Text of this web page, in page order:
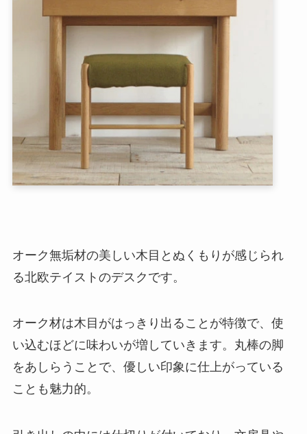
オーク無垢材の美しい木目とぬくもりが感じられ
る北欧テイストのデスクです。
オーク材は木目がはっきり出ることが特徴で、使
い込むほどに味わいが増していきます。丸棒の脚
をあしらうことで、優しい印象に仕上がっている
ことも魅力的。